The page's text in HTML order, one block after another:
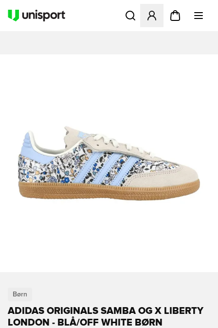
Åbner en Modal til at
Børn
ADIDAS ORIGINALS SAMBA OG X LIBERTY
LONDON - BLÅ/OFF WHITE BØRN